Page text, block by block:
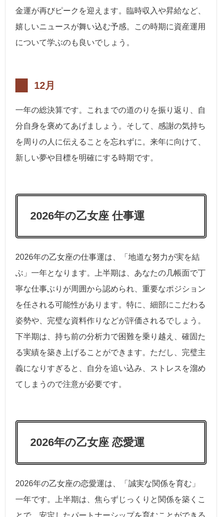
金運が再びピークを迎えます。臨時収入や昇給など、
嬉しいニュースが舞い込む予感。この時期に資産運用
について学ぶのも良いでしょう。
12月
一年の総決算です。これまでの道のりを振り返り、自
分自身を褒めてあげましょう。そして、感謝の気持ち
を周りの人に伝えることを忘れずに。来年に向けて、
新しい夢や目標を明確にする時期です。
2026年の乙女座 仕事運
2026年の乙女座の仕事運は、「地道な努力が実を結
ぶ」一年となります。上半期は、あなたの几帳面で丁
寧な仕事ぶりが周囲から認められ、重要なポジション
を任される可能性があります。特に、細部にこだわる
姿勢や、完璧な資料作りなどが評価されるでしょう。
下半期は、持ち前の分析力で困難を乗り越え、確固た
る実績を築き上げることができます。ただし、完璧主
義になりすぎると、自分を追い込み、ストレスを溜め
てしまうので注意が必要です。
2026年の乙女座 恋愛運
2026年の乙女座の恋愛運は、「誠実な関係を育む」
一年です。上半期は、焦らずじっくりと関係を築くこ